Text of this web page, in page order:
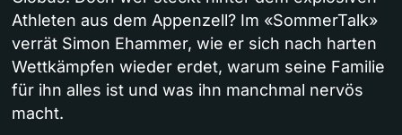
Athleten aus dem Appenzell? Im «SommerTalk»
verrät Simon Ehammer, wie er sich nach harten
Wettkämpfen wieder erdet, warum seine Familie
für ihn alles ist und was ihn manchmal nervös
macht.